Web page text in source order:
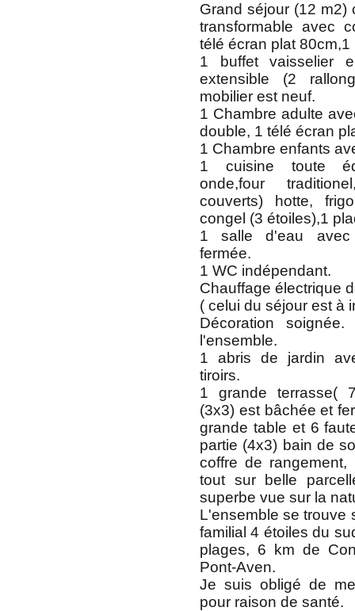
Grand séjour (12 m2)
transformable avec
télé écran plat 80cm,1
1 buffet vaisselier
extensible (2
mobilier est neuf.
1 Chambre adulte
double, 1 télé écran
1 Chambre enfants
1 cuisine toute
onde,four
couverts) hotte,
congel (3 étoiles),1
1 salle d'eau
fermée.
1 WC indépendant.
Chauffage électrique
( celui du séjour est à
Décoration
l'ensemble.
1 abris de jardin
tiroirs.
1 grande terrasse(
(3x3) est bâchée et
grande table et 6
partie (4x3) bain de
coffre de
tout sur belle
superbe vue sur la
L'ensemble se trouve
familial 4 étoiles du
plages, 6 km de
Pont-Aven.
Je suis obligé de
pour raison de santé.